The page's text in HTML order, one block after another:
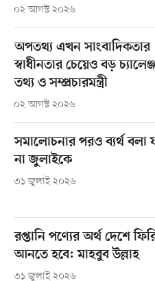
০২ আগস্ট ২০২৬
অপতথ্য এখন সাংবাদিকতার
স্বাধীনতার চেয়েও বড়
তথ্য ও সম্প্রচারমন্ত্রী
০২ আগস্ট ২০২৬
সমালোচনার পরও ব্যর্থ বলা
না জুলাইকে
৩১ জুলাই ২০২৬
রপ্তানি পণ্যের অর্থ দেশে
আনতে হবে: মাহবুব উল্লাহ
৩১ জুলাই ২০২৬